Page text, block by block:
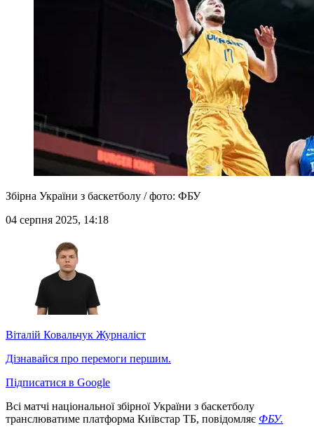
Збірна України з баскетболу / фото: ФБУ
04 серпня 2025, 14:18
Віталій Ковальчук Журналіст
Дізнавайся про перемоги першим.
Підписатися в Google
Всі матчі національної збірної України з баскетболу
транслюватиме платформа Київстар ТБ, повідомляє ФБУ.